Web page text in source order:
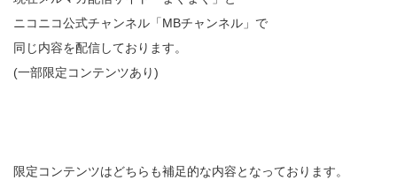
ニコニコ公式チャンネル「MBチャンネル」で
同じ内容を配信しております。
(一部限定コンテンツあり)
限定コンテンツはどちらも補足的な内容となっております。